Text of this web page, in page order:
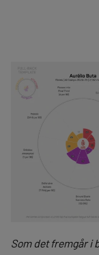
Som det fremgår i